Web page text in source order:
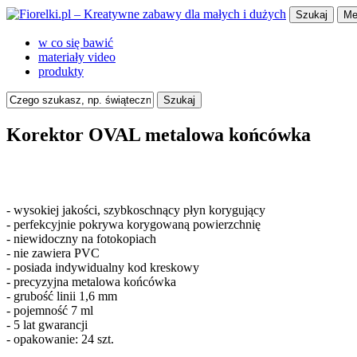
Szukaj
w co się bawić
materiały video
produkty
Szukaj
Korektor OVAL metalowa końcówka
- wysokiej jakości, szybkoschnący płyn korygujący
- perfekcyjnie pokrywa korygowaną powierzchnię
- niewidoczny na fotokopiach
- nie zawiera PVC
- posiada indywidualny kod kreskowy
- precyzyjna metalowa końcówka
- grubość linii 1,6 mm
- pojemność 7 ml
- 5 lat gwarancji
- opakowanie: 24 szt.